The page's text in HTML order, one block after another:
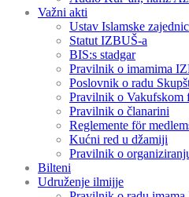
Važni akti
Ustav Islamske
Statut IZBUŠ-a
BIS:s stadgar
Pravilnik o imamima
Poslovnik o radu
Pravilnik o Vakufskom
Pravilnik o članarini
Reglemente för
Kućni red u džamiji
Pravilnik o
Bilteni
Udruženje ilmijje